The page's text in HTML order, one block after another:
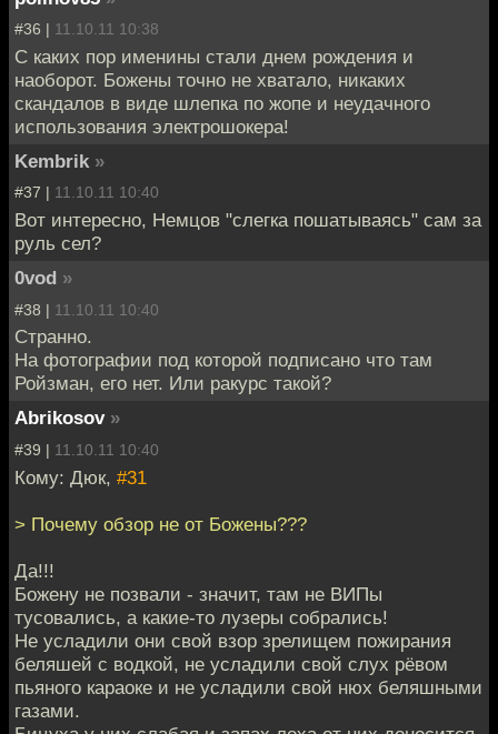
#36 | 11.10.11 10:38
С каких пор именины стали днем рождения и
наоборот. Божены точно не хватало, никаких
скандалов в виде шлепка по жопе и неудачного
использования электрошокера!
Kembrik »
#37 | 11.10.11 10:40
Вот интересно, Немцов "слегка пошатываясь" сам за
руль сел?
0vod »
#38 | 11.10.11 10:40
Странно.
На фотографии под которой подписано что там
Ройзман, его нет. Или ракурс такой?
Abrikosov »
#39 | 11.10.11 10:40
Кому: Дюк, #31
> Почему обзор не от Божены???
Да!!!
Божену не позвали - значит, там не ВИПы
тусовались, а какие-то лузеры собрались!
Не усладили они свой взор зрелищем пожирания
беляшей с водкой, не усладили свой слух рёвом
пьяного караоке и не усладили свой нюх беляшными
газами.